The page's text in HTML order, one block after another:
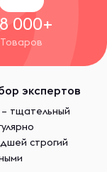
000+
Товаров
экспертов
тщательный
строгий